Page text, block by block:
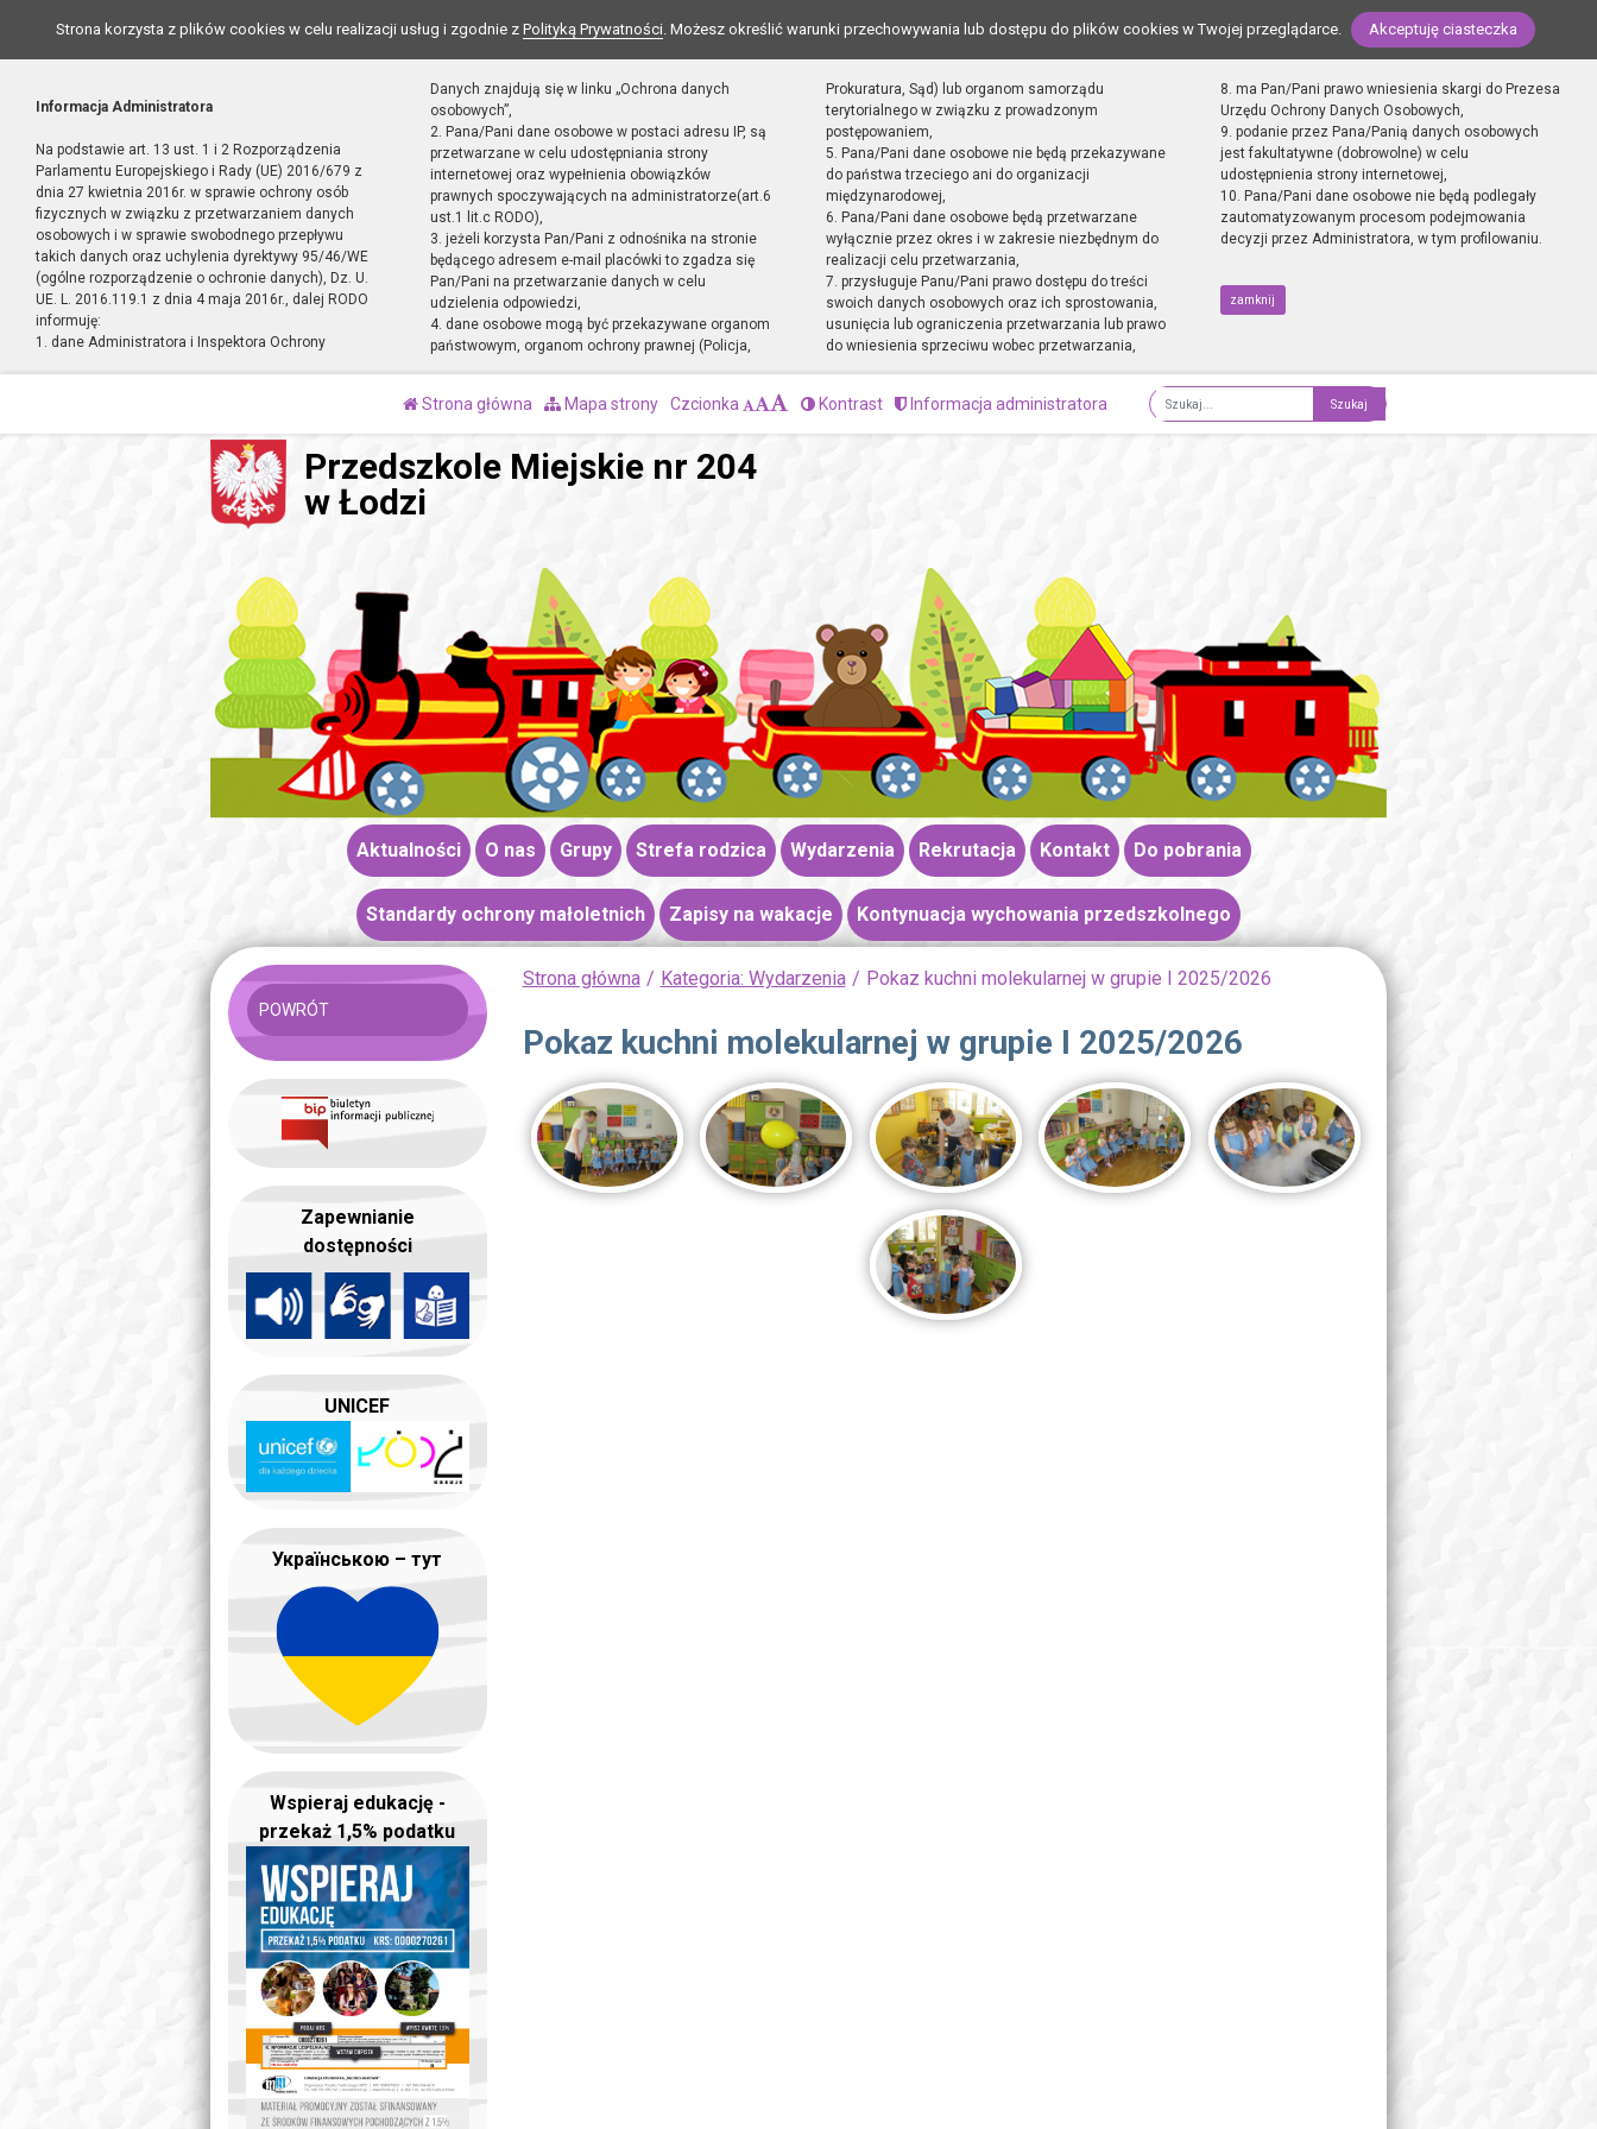
Strona korzysta z plików cookies w celu realizacji usług i zgodnie z Polityką Prywatności. Możesz określić warunki przechowywania lub dostępu do plików cookies w Twojej przeglądarce. Akceptuję ciasteczka
Informacja Administratora
Na podstawie art. 13 ust. 1 i 2 Rozporządzenia
Parlamentu Europejskiego i Rady (UE) 2016/679 z
dnia 27 kwietnia 2016r. w sprawie ochrony osób
fizycznych w związku z przetwarzaniem danych
osobowych i w sprawie swobodnego przepływu
takich danych oraz uchylenia dyrektywy 95/46/WE
(ogólne rozporządzenie o ochronie danych), Dz. U.
UE. L. 2016.119.1 z dnia 4 maja 2016r., dalej RODO
informuję:
1. dane Administratora i Inspektora Ochrony
Danych znajdują się w linku „Ochrona danych
osobowych”,
2. Pana/Pani dane osobowe w postaci adresu IP, są
przetwarzane w celu udostępniania strony
internetowej oraz wypełnienia obowiązków
prawnych spoczywających na administratorze(art.6
ust.1 lit.c RODO),
3. jeżeli korzysta Pan/Pani z odnośnika na stronie
będącego adresem e-mail placówki to zgadza się
Pan/Pani na przetwarzanie danych w celu
udzielenia odpowiedzi,
4. dane osobowe mogą być przekazywane organom
państwowym, organom ochrony prawnej (Policja,
Prokuratura, Sąd) lub organom samorządu
terytorialnego w związku z prowadzonym
postępowaniem,
5. Pana/Pani dane osobowe nie będą przekazywane
do państwa trzeciego ani do organizacji
międzynarodowej,
6. Pana/Pani dane osobowe będą przetwarzane
wyłącznie przez okres i w zakresie niezbędnym do
realizacji celu przetwarzania,
7. przysługuje Panu/Pani prawo dostępu do treści
swoich danych osobowych oraz ich sprostowania,
usunięcia lub ograniczenia przetwarzania lub prawo
do wniesienia sprzeciwu wobec przetwarzania,
8. ma Pan/Pani prawo wniesienia skargi do Prezesa
Urzędu Ochrony Danych Osobowych,
9. podanie przez Pana/Panią danych osobowych
jest fakultatywne (dobrowolne) w celu
udostępnienia strony internetowej,
10. Pana/Pani dane osobowe nie będą podlegały
zautomatyzowanym procesom podejmowania
decyzji przez Administratora, w tym profilowaniu.
zamknij
Strona główna Mapa strony Czcionka Kontrast Informacja administratora
Fraza
Przedszkole Miejskie nr 204
w Łodzi
Aktualności O nas Grupy Strefa rodzica Wydarzenia Rekrutacja Kontakt Do pobrania
Standardy ochrony małoletnich Zapisy na wakacje Kontynuacja wychowania przedszkolnego
Strona główna Kategoria: Wydarzenia Pokaz kuchni molekularnej w grupie I 2025/2026
Pokaz kuchni molekularnej w grupie I 2025/2026
POWRÓT
Zapewnianie
dostępności
UNICEF
Українською – тут
Wspieraj edukację -
przekaż 1,5% podatku